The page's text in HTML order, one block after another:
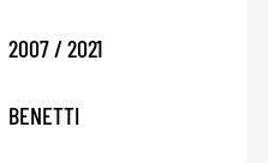
2007 / 2021
BENETTI